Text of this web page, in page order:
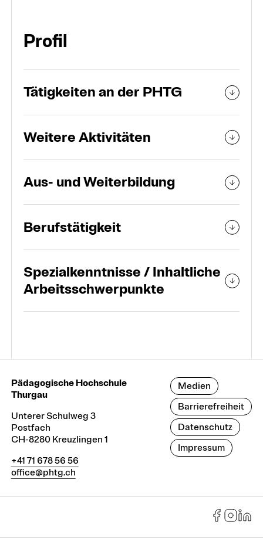
Profil
Tätigkeiten an der PHTG
Weitere Aktivitäten
Aus- und Weiterbildung
Berufstätigkeit
Spezialkenntnisse / Inhaltliche
Arbeitsschwerpunkte
Pädagogische Hochschule
Thurgau
Unterer Schulweg 3
Postfach
CH-8280 Kreuzlingen 1
+41 71 678 56 56
office@phtg.ch
Medien
Barrierefreiheit
Datenschutz
Impressum